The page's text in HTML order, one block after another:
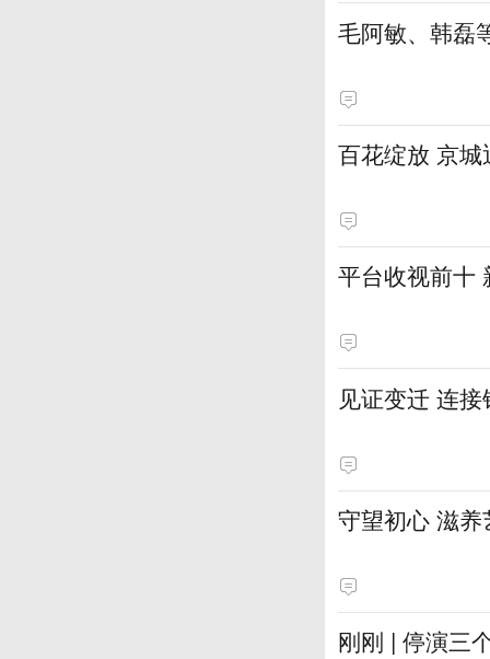
毛阿敏、韩磊
百花绽放 京
平台收视前十
见证变迁 连
守望初心 滋
刚刚 | 停演三